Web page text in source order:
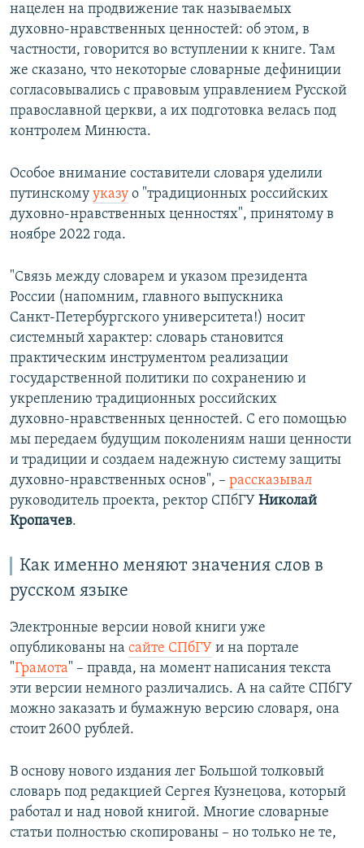
нацелен на продвижение так называемых
духовно-нравственных ценностей: об этом, в
частности, говорится во вступлении к книге. Там
же сказано, что некоторые словарные дефиниции
согласовывались с правовым управлением Русской
православной церкви, а их подготовка велась под
контролем Минюста.
Особое внимание составители словаря уделили
путинскому указу о "традиционных российских
духовно-нравственных ценностях", принятому в
ноябре 2022 года.
"Связь между словарем и указом президента
России (напомним, главного выпускника
Санкт‑Петербургского университета!) носит
системный характер: словарь становится
практическим инструментом реализации
государственной политики по сохранению и
укреплению традиционных российских
духовно‑нравственных ценностей. С его помощью
мы передаем будущим поколениям наши ценности
и традиции и создаем надежную систему защиты
духовно‑нравственных основ", – рассказывал
руководитель проекта, ректор СПбГУ Николай
Кропачев.
Как именно меняют значения слов в
русском языке
Электронные версии новой книги уже
опубликованы на сайте СПбГУ и на портале
"Грамота" – правда, на момент написания текста
эти версии немного различались. А на сайте СПбГУ
можно заказать и бумажную версию словаря, она
стоит 2600 рублей.
В основу нового издания лег Большой толковый
словарь под редакцией Сергея Кузнецова, который
работал и над новой книгой. Многие словарные
статьи полностью скопированы – но только не те,